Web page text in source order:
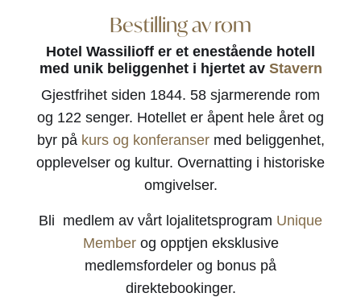
Bestilling av rom
Hotel Wassilioff er et enestående hotell
med unik beliggenhet i hjertet av Stavern
Gjestfrihet siden 1844. 58 sjarmerende rom
og 122 senger. Hotellet er åpent hele året og
byr på kurs og konferansermed beliggenhet,
opplevelser og kultur. Overnatting i historiske
omgivelser.
Bli medlem av vårt lojalitetsprogram Unique
Memberog opptjen eksklusive
medlemsfordeler og bonus på
direktebookinger.